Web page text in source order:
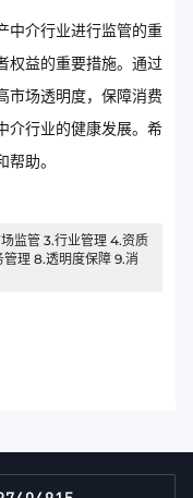
中介行业进行监管的重
权益的重要措施。通过
市场透明度，保障消费
介行业的健康发展。希
助。
监管 3.行业管理 4.资质
理 8.透明度保障 9.消